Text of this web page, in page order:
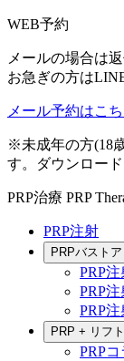
WEB予約
メールの場合は
お急ぎの方は
メール予約はこ
※未成年の方(18
す。ダウンロー
PRP治療 PRP
PRP注射
PRPバスト
PRP
PRP
PRP
PRP + リフ
PRP